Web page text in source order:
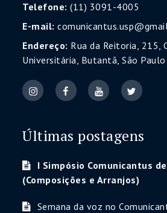
Telefone: (11) 3091-4005
E-mail:
Endereço: Rua da Reitoria, 215,
Universitária, Butantã, São Paulo
Últimas postagens
I Simpósio Comunicantus
(Composições e Arranjos)
Semana da voz no